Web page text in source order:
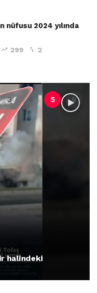
nüfusu 2024 yılında
299 2
halindeki